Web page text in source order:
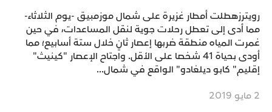
رويترزهطلت أمطار غزيرة على شمال موزمبيق -يوم الثلاثاء-
مما أدى إلى تعطل رحلات جوية لنقل المساعدات، في حين
غمرت المياه منطقة ضربها إعصار ثانٍ خلال ستة أسابيع؛ مما
أودى بحياة 41 شخصا على الأقل. واجتاح الإعصار "كينيث"
إقليم" كابو ديلغادو" الواقع في شمال...
2 مايو 2019